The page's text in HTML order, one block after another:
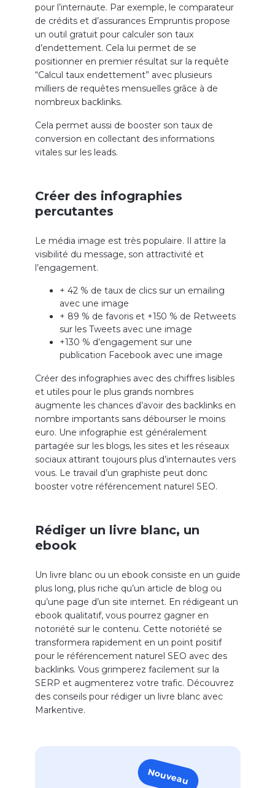
pour l’internaute. Par exemple, le comparateur
de crédits et d’assurances Empruntis propose
un outil gratuit pour calculer son taux
d’endettement. Cela lui permet de se
positionner en premier résultat sur la requête
“Calcul taux endettement” avec plusieurs
milliers de requêtes mensuelles grâce à de
nombreux backlinks.
Cela permet aussi de booster son taux de
conversion en collectant des informations
vitales sur les leads.
Créer des infographies
percutantes
Le média image est très populaire. Il attire la
visibilité du message, son attractivité et
l’engagement.
+ 42 % de taux de clics sur un emailing
avec une image
+ 89 % de favoris et +150 % de Retweets
sur les Tweets avec une image
+130 % d’engagement sur une
publication Facebook avec une image
Créer des infographies avec des chiffres lisibles
et utiles pour le plus grands nombres
augmente les chances d’avoir des backlinks en
nombre importants sans débourser le moins
euro. Une infographie est généralement
partagée sur les blogs, les sites et les réseaux
sociaux attirant toujours plus d’internautes vers
vous. Le travail d’un graphiste peut donc
booster votre référencement naturel SEO.
Rédiger un livre blanc, un
ebook
Un livre blanc ou un ebook consiste en un guide
plus long, plus riche qu’un article de blog ou
qu’une page d’un site internet. En rédigeant un
ebook qualitatif, vous pourrez gagner en
notoriété sur le contenu. Cette notoriété se
transformera rapidement en un point positif
pour le référencement naturel SEO avec des
backlinks. Vous grimperez facilement sur la
SERP et augmenterez votre trafic. Découvrez
des conseils pour rédiger un livre blanc avec
Markentive.
Nouveau